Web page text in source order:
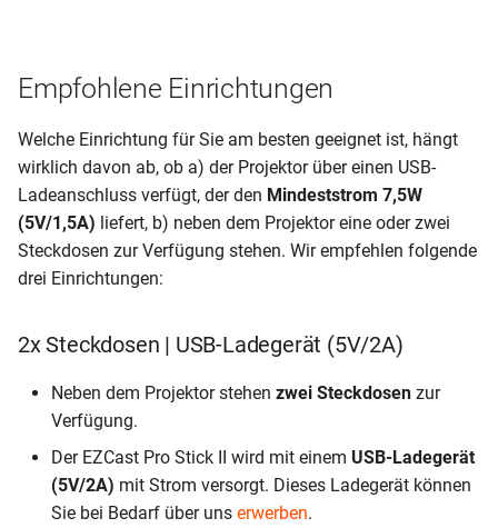
Empfohlene Einrichtungen
Welche Einrichtung für Sie am besten geeignet ist, hängt
wirklich davon ab, ob a) der Projektor über einen USB-
Ladeanschluss verfügt, der den Mindeststrom 7,5W
(5V/1,5A) liefert, b) neben dem Projektor eine oder zwei
Steckdosen zur Verfügung stehen. Wir empfehlen folgende
drei Einrichtungen:
2x Steckdosen | USB-Ladegerät (5V/2A)
Neben dem Projektor stehen zwei Steckdosen zur
Verfügung.
Der EZCast Pro Stick II wird mit einem USB-Ladegerät
(5V/2A) mit Strom versorgt. Dieses Ladegerät können
Sie bei Bedarf über uns erwerben.